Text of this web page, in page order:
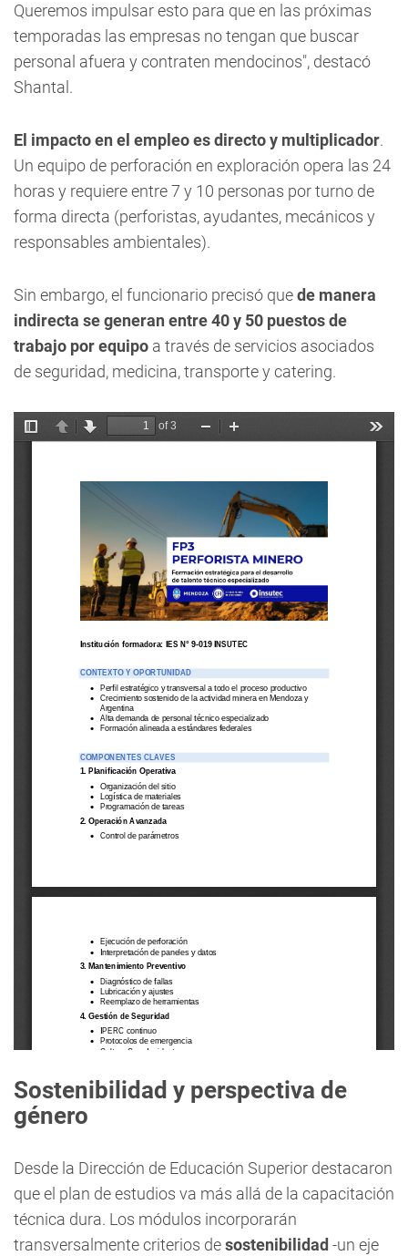
Queremos impulsar esto para que en las próximas
temporadas las empresas no tengan que buscar
personal afuera y contraten mendocinos", destacó
Shantal.
El impacto en el empleo es directo y multiplicador.
Un equipo de perforación en exploración opera las 24
horas y requiere entre 7 y 10 personas por turno de
forma directa (perforistas, ayudantes, mecánicos y
responsables ambientales).
Sin embargo, el funcionario precisó quede manera
indirecta se generan entre 40 y 50 puestos de
trabajo por equipo a través de servicios asociados
de seguridad, medicina, transporte y catering.
Sostenibilidad y perspectiva de
género
Desde la Dirección de Educación Superior destacaron
que el plan de estudios va más allá de la capacitación
técnica dura. Los módulos incorporarán
transversalmente criterios desostenibilidad -un eje